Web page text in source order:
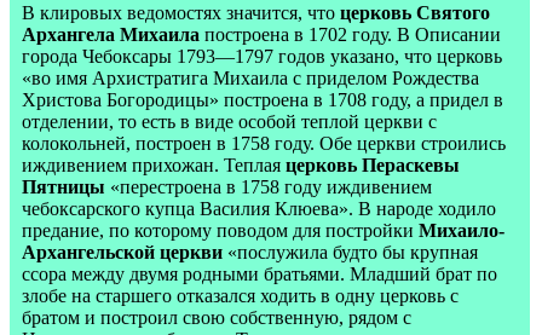
В клировых ведомостях значится, что церковь Святого
Архангела Михаила построена в 1702 году. В Описании
города Чебоксары 1793—1797 годов указано, что церковь
«во имя Архистратига Михаила с приделом Рождества
Христова Богородицы» построена в 1708 году, а придел в
отделении, то есть в виде особой теплой церкви с
колокольней, построен в 1758 году. Обе церкви строились
иждивением прихожан. Теплая церковь Пераскевы
Пятницы «перестроена в 1758 году иждивением
чебоксарского купца Василия Клюева». В народе ходило
предание, по которому поводом для постройки Михаило-
Архангельской церкви «послужила будто бы крупная
ссора между двумя родными братьями. Младший брат по
злобе на старшего отказался ходить в одну церковь с
братом и построил свою собственную, рядом с